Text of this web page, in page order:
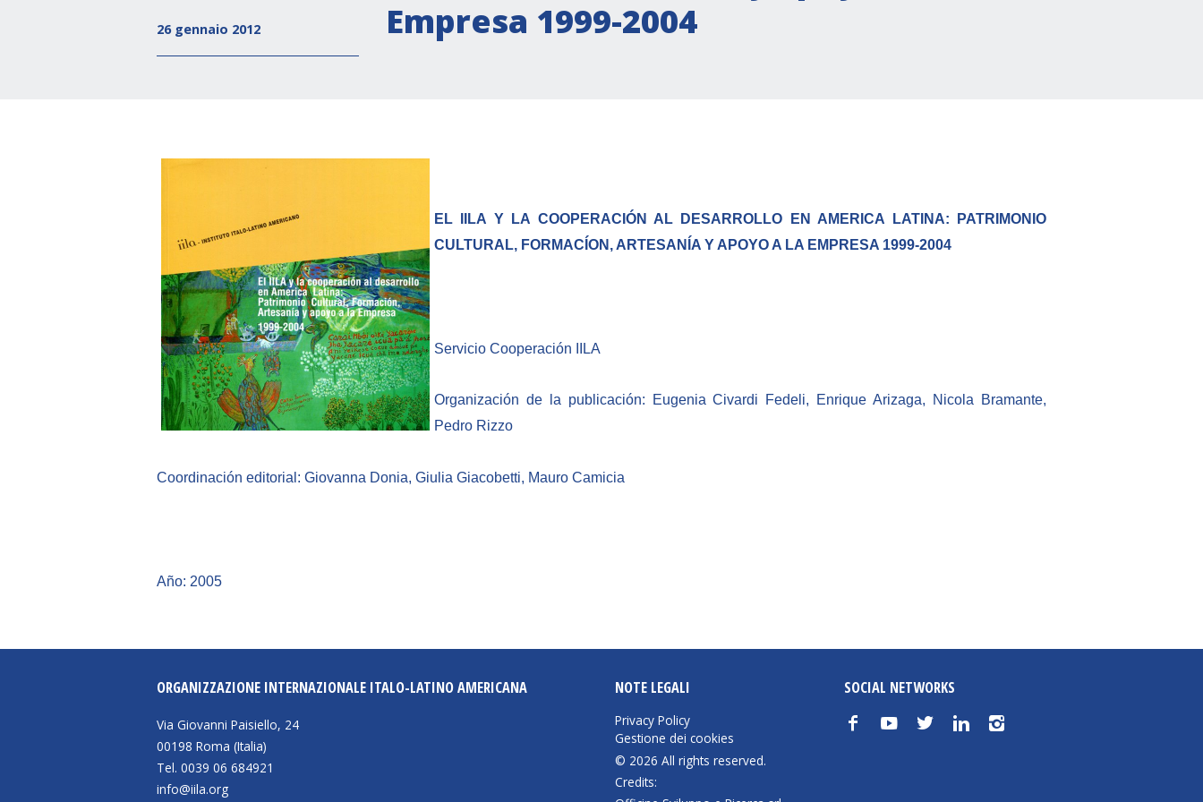
26 gennaio 2012
Empresa 1999-2004
EL IILA Y LA COOPERACIÓN AL DESARROLLO EN AMERICA LATINA: PATRIMONIO
CULTURAL, FORMACÍON, ARTESANÍA Y APOYO A LA EMPRESA 1999-2004
Servicio Cooperación IILA
Organización de la publicación: Eugenia Civardi Fedeli, Enrique Arizaga, Nicola Bramante,
Pedro Rizzo
Coordinación editorial: Giovanna Donia, Giulia Giacobetti, Mauro Camicia
Año: 2005
ORGANIZZAZIONE INTERNAZIONALE ITALO-LATINO AMERICANA
Via Giovanni Paisiello, 24
00198 Roma (Italia)
Tel. 0039 06 684921
info@iila.org
NOTE LEGALI
Privacy Policy
Gestione dei cookies
© 2026 All rights reserved.
Credits:
SOCIAL NETWORKS
f y t n i